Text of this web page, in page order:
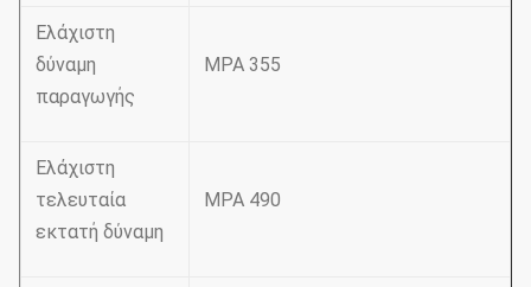
Ελάχιστη
δύναμη
παραγωγής
MPA 355
Ελάχιστη
τελευταία
εκτατή δύναμη
MPA 490